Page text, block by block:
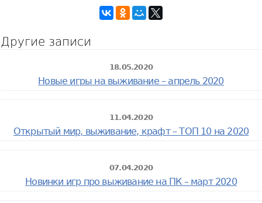
Другие записи
18.05.2020
Новые игры на выживание – апрель 2020
11.04.2020
Открытый мир, выживание, крафт – ТОП 10 на 2020
07.04.2020
Новинки игр про выживание на ПК – март 2020